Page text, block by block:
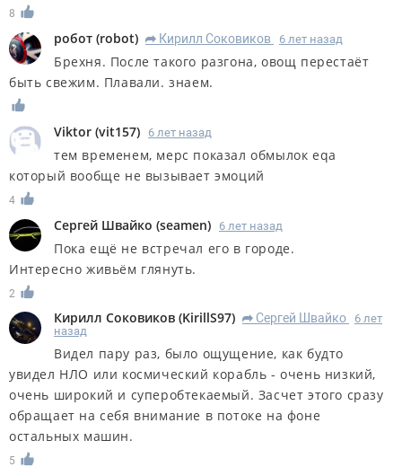
8
робот (robot) R Кирилл Соковиков 6 лет назад
Брехня. После такого разгона, овощ перестаёт
быть свежим. Плавали. знаем.
Viktor (vit157) 6 лет назад
тем временем, мерс показал обмылок eqa
который вообще не вызывает эмоций
4
Сергей Швайко (seamen) 6 лет назад
Пока ещё не встречал его в городе.
Интересно живьём глянуть.
2
Кирилл Соковиков (KirillS97) R Сергей Швайко
6 лет
назад
Видел пару раз, было ощущение, как будто
увидел НЛО или космический корабль - очень низкий,
очень широкий и суперобтекаемый. Засчет этого сразу
обращает на себя внимание в потоке на фоне
остальных машин.
5